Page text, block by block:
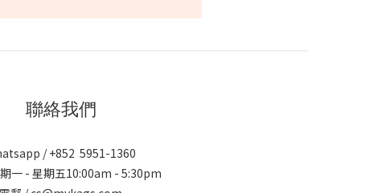
聯絡我們
/ +852 5951-1360
一 - 星期五10:00am - 5:30pm